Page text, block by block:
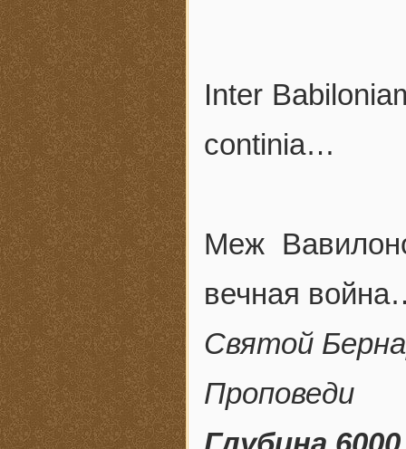
Inter
continia…
Меж
вечная
Святой
Проповеди